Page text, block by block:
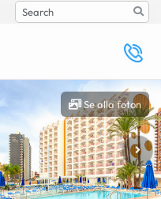
Search
Se alla foton